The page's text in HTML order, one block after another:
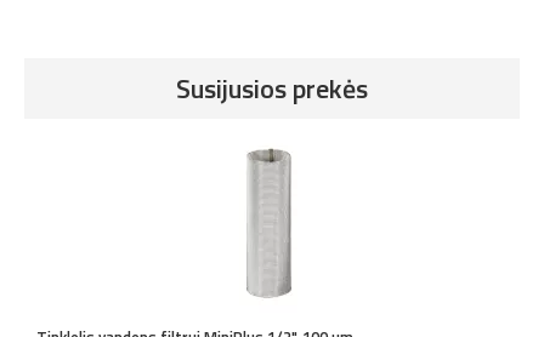
Susijusios prekės